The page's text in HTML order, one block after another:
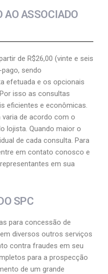
AO ASSOCIADO
de R$26,00 (vinte e seis
sendo
efetuada e os opcionais
isso as consultas
eficientes e econômicas.
varia de acordo com o
lojista. Quando maior o
de cada consulta. Para
em contato conosco e
em sua
SPC
para concessão de
diversos outros serviços
contra fraudes em seu
para a prospecção
de um grande